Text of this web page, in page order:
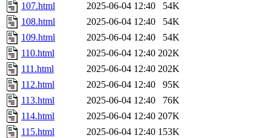
107.html
2025-06-04 12:40
54K
108.html
2025-06-04 12:40
54K
109.html
2025-06-04 12:40
54K
110.html
2025-06-04 12:40 202K
111.html
2025-06-04 12:40 202K
112.html
2025-06-04 12:40
95K
113.html
2025-06-04 12:40
76K
114.html
2025-06-04 12:40 207K
115.html
2025-06-04 12:40 153K